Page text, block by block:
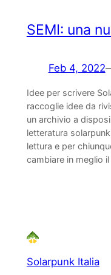
SEMI: una
Feb 4, 2022
Idee per scrivere
raccoglie idee da
un archivio a
letteratura
lettura e per
cambiare in meglio
Solarpunk Italia